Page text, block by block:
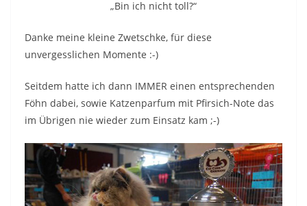
„Bin ich nicht toll?“
Danke meine kleine Zwetschke, für diese
unvergesslichen Momente :-)
Seitdem hatte ich dann IMMER einen entsprechenden
Föhn dabei, sowie Katzenparfum mit Pfirsich-Note das
im Übrigen nie wieder zum Einsatz kam ;-)